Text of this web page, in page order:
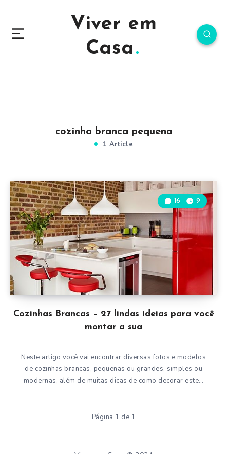
Viver em
Casa
cozinha branca pequena
1 Article
Cozinhas Brancas – 27 lindas ideias para você
montar a sua
16 9
Neste artigo você vai encontrar diversas fotos e modelos
de cozinhas brancas, pequenas ou grandes, simples ou
modernas, além de muitas dicas de como decorar este…
Página 1 de 1